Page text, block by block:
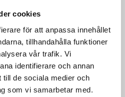
cookies
för att anpassa innehållet
tillhandahålla funktioner
vår trafik. Vi
identifierare och annan
till de sociala medier och
som vi samarbetar med.
våra produkter
med en säljare?
eller direkt, så